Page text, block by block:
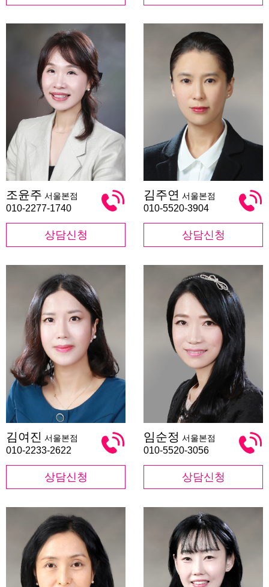
윤
주
조윤주 서울본점
010-2277-1740
상담신청
주
연
김주연 서울본점
010-5520-3904
상담신청
여
진
김여진 서울본점
010-2233-2622
상담신청
순
정
임순정 서울본점
010-5520-3056
상담신청